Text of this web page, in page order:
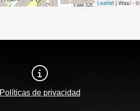
Leaflet | Wasi - ©
Políticas de privacidad